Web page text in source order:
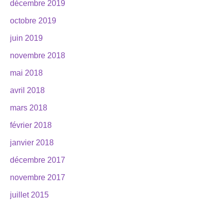
décembre 2019
octobre 2019
juin 2019
novembre 2018
mai 2018
avril 2018
mars 2018
février 2018
janvier 2018
décembre 2017
novembre 2017
juillet 2015